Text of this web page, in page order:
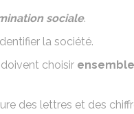
sociale.
la société.
choisir ensemble
des lettres et des